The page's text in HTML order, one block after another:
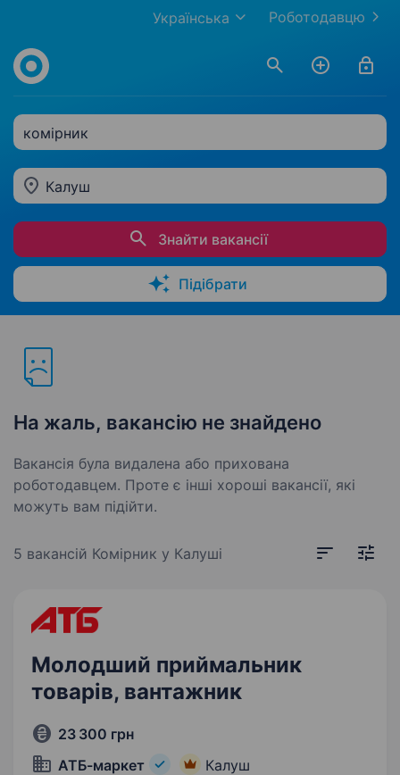
Роботодавцю
Українська
комірник
Калуш
Знайти вакансії
Підібрати
На жаль, вакансію не знайдено
Вакансія була видалена або прихована
роботодавцем. Проте є інші хороші вакансії, які
можуть вам підійти.
5 вакансій Комірник у Калуші
Молодший приймальник
товарів, вантажник
23 300 грн
АТБ-маркет
Калуш